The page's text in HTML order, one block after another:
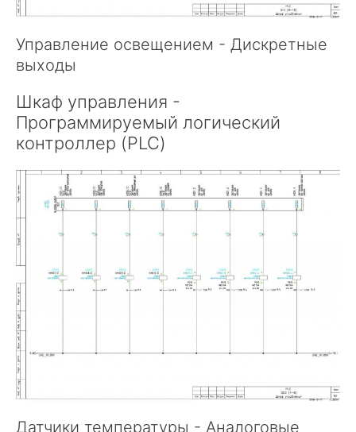
Управление освещением - Дискретные
выходы
Шкаф управления -
Программируемый логический
контроллер (PLC)
Датчики температуры - Аналоговые